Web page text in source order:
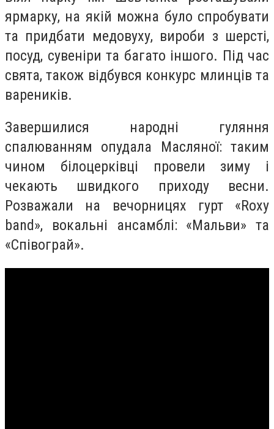
ярмарку, на якій можна було спробувати
та придбати медовуху, вироби з шерсті,
посуд, сувеніри та багато іншого. Під час
свята, також відбувся конкурс млинців та
вареників.
Завершилися народні гуляння
спалюванням опудала Масляної: таким
чином білоцерківці провели зиму і
чекають швидкого приходу весни.
Розважали на вечорницях гурт «Roxy
band», вокальні ансамблі: «Мальви» та
«Співограй».